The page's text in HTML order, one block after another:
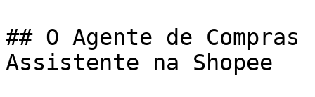
## O Agente de
Assistente na Shopee